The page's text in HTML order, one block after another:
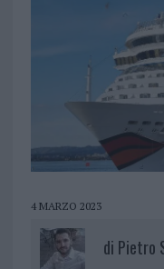
4 MARZO 2023
di Pietro